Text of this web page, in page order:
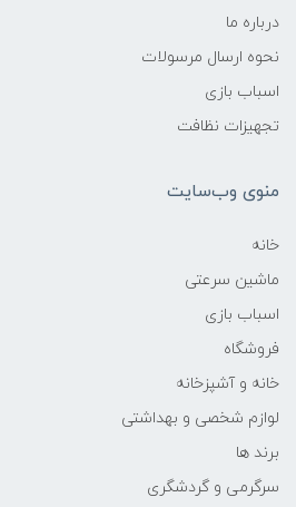
درباره ما
نحوه ارسال مرسولات
اسباب بازی
تجهیزات نظافت
منوی وب‌سایت
خانه
ماشین سرعتی
اسباب بازی
فروشگاه
خانه و آشپزخانه
لوازم شخصی و بهداشتی
برند ها
سرگرمی و گردشگری